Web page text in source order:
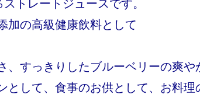
トレートジュースです。
加の高級健康飲料として
、すっきりしたブルーベリーの爽
として、食事のお供として、お料